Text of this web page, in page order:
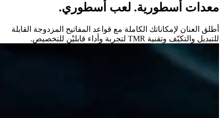
معدات أسطورية. لعب أسطوري.
أطلق العنان لإمكاناتك الكاملة مع قواعد المفاتيح المزدوجة القابلة
للتبديل والتكيّف وتقنية TMR لتجربة وأداء قابليْن للتخصيص.